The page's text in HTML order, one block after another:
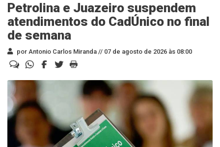
Petrolina e Juazeiro suspendem
atendimentos do CadÚnico no final
de semana
por Antonio Carlos Miranda // 07 de agosto de 2026 às 08:00